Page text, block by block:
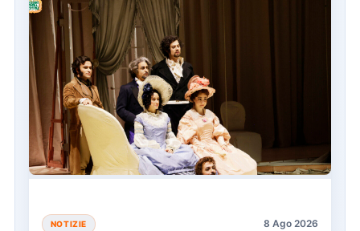
NOTIZIE 8 Ago 2026